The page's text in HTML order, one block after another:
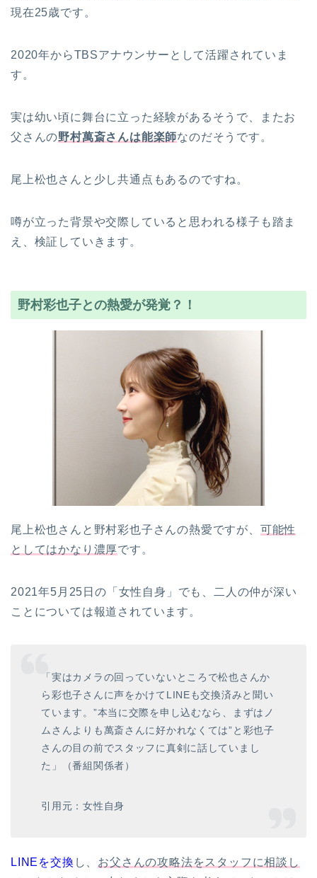
現在25歳です。
2020年からTBSアナウンサーとして活躍されていま
す。
実は幼い頃に舞台に立った経験があるそうで、またお
父さんの野村萬斎さんは能楽師なのだそうです。
尾上松也さんと少し共通点もあるのですね。
噂が立った背景や交際していると思われる様子も踏ま
え、検証していきます。
野村彩也子との熱愛が発覚？！
尾上松也さんと野村彩也子さんの熱愛ですが、 可能性
としてはかなり濃厚です。
2021年5月25日の「女性自身」でも、二人の仲が深い
ことについては報道されています。
「実はカメラの回っていないところで松也さんか
ら彩也子さんに声をかけてLINEも交換済みと聞い
ています。”本当に交際を申し込むなら、まずはノ
ムさんよりも萬斎さんに好かれなくては”と彩也子
さんの目の前でスタッフに真剣に話していまし
た」（番組関係者）
引用元：女性自身
LINEを交換 し、 お父さんの攻略法をスタッフに相談し